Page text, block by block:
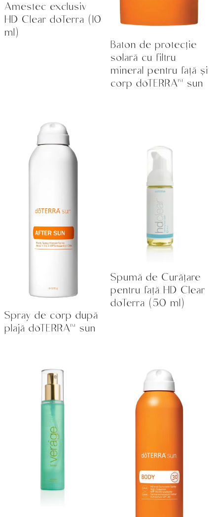
Amestec exclusiv
HD Clear doTerra (10
ml)
Baton de protecție
solară cu filtru
mineral pentru față și
corp dōTERRA™ sun
Spray de corp după
plajă dōTERRA™ sun
Spumă de Curățare
pentru față HD Clear
doTerra (50 ml)